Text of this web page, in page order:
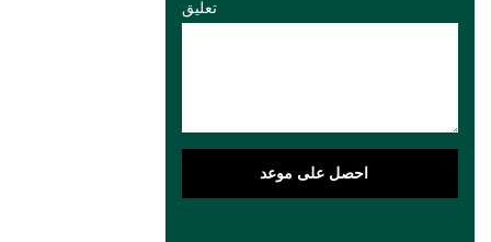
تعليق
احصل على موعد